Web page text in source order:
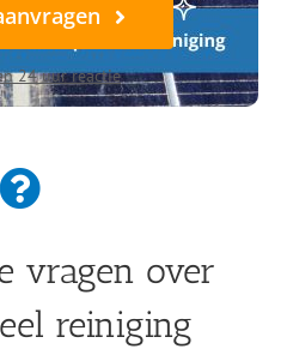
zonnepaneel
Neem gerust contact
Heeft het reinigen
Wanneer is het
Hoe lang duurt het
24 uur reactie
vragen over
reiniging